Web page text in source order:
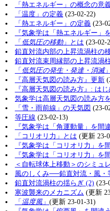
「熱エネルギー」の概念の意
「温度」の定義 (23-02-22)
「熱エネルギー」の定義 (23-
『気象学は「熱エネルギー」
「低気圧の移動」とは (23-02-
鉛直対流内部の上昇流渦柱の
鉛直対流束周縁部の上昇流渦
「低気圧の発生・発達・消滅
『高層天気図の読み方』更新
『高層天気図の読み方』: はじ
気象学は高層天気図の読み方
「雪・雨前線」の天気図 (23-
等圧線 (23-02-13)
『気象学は「角運動量」を間
「コリオリ力」とは (更新 23-
『気象学は「コリオリ力」を
『気象学は「コリオリ力」を
＜自転球体上移動＞のシミュ
風のしくみ──鉛直対流・風・
鉛直対流渦柱の揺らぎ (2) (23-
寒波襲来のメカニズム (更新
「 温度風 」(更新 23-01-31)